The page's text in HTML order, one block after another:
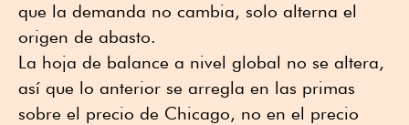
que la demanda no cambia, solo alterna el
origen de abasto.
La hoja de balance a nivel global no se altera,
así que lo anterior se arregla en las primas
sobre el precio de Chicago, no en el precio